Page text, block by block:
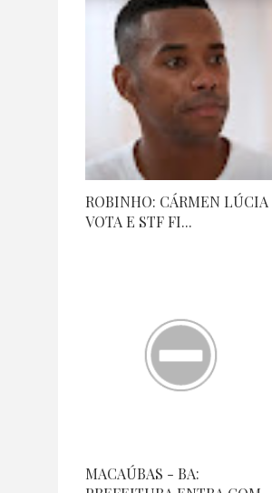
ROBINHO: CÁRMEN LÚCIA
VOTA E STF FI...
MACAÚBAS - BA: